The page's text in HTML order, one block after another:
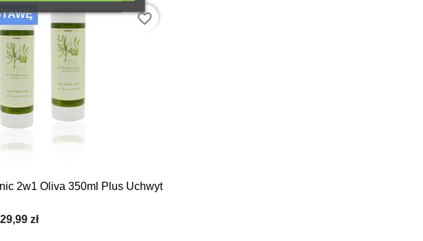
2w1 Oliva 350ml Plus Uchwyt
29,99 zł
favorite_border